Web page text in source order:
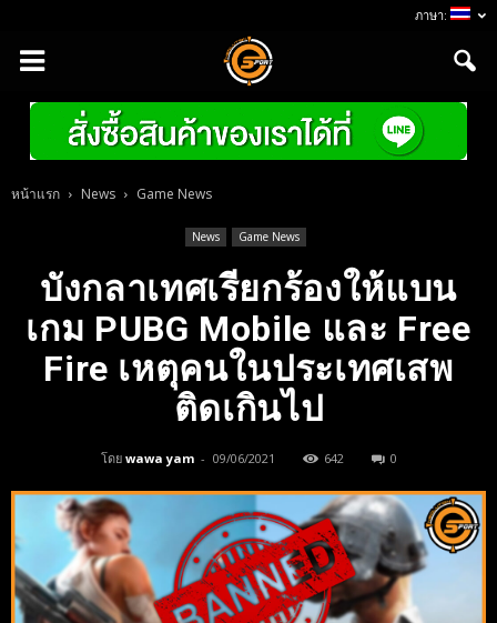
ภาษา:
หน้าแรก News Game News
News Game News
บังกลาเทศเรียกร้องให้แบน
เกม PUBG Mobile และ Free
Fire เหตุคนในประเทศเสพ
ติดเกินไป
โดย wawa yam - 09/06/2021 642 0